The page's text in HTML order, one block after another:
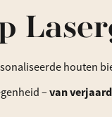
houten
–van